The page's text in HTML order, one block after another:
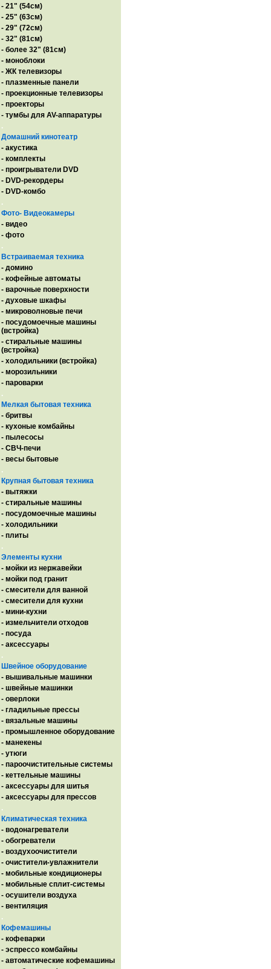
- 21" (54см)
- 25" (63см)
- 29" (72см)
- 32" (81см)
- более 32" (81см)
- моноблоки
- ЖК телевизоры
- плазменные панели
- проекционные телевизоры
- проекторы
- тумбы для AV-аппаратуры
.
Домашний кинотеатр
- акустика
- комплекты
- проигрыватели DVD
- DVD-рекордеры
- DVD-комбо
.
Фото- Видеокамеры
- видео
- фото
.
Встраиваемая техника
- домино
- кофейные автоматы
- варочные поверхности
- духовые шкафы
- микроволновые печи
- посудомоечные машины
(встройка)
- стиральные машины
(встройка)
- холодильники (встройка)
- морозильники
- пароварки
.
Мелкая бытовая техника
- бритвы
- кухоные комбайны
- пылесосы
- СВЧ-печи
- весы бытовые
.
Крупная бытовая техника
- вытяжки
- стиральные машины
- посудомоечные машины
- холодильники
- плиты
.
Элементы кухни
- мойки из нержавейки
- мойки под гранит
- смесители для ванной
- смесители для кухни
- мини-кухни
- измельчители отходов
- посуда
- аксессуары
.
Швейное оборудование
- вышивальные машинки
- швейные машинки
- оверлоки
- гладильные прессы
- вязальные машины
- промышленное оборудование
- манекены
- утюги
- пароочистительные системы
- кеттельные машины
- аксессуары для шитья
- аксессуары для прессов
.
Климатическая техника
- водонагреватели
- обогреватели
- воздухоочистители
- очистители-увлажнители
- мобильные кондиционеры
- мобильные сплит-системы
- осушители воздуха
- вентиляция
.
Кофемашины
- кофеварки
- эспрессо комбайны
- автоматические кофемашины